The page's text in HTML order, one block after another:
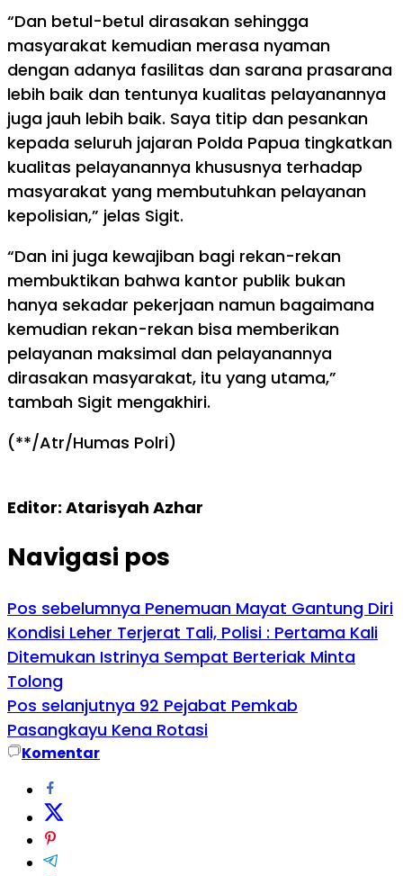
“Dan betul-betul dirasakan sehingga
masyarakat kemudian merasa nyaman
dengan adanya fasilitas dan sarana prasarana
lebih baik dan tentunya kualitas pelayanannya
juga jauh lebih baik. Saya titip dan pesankan
kepada seluruh jajaran Polda Papua tingkatkan
kualitas pelayanannya khususnya terhadap
masyarakat yang membutuhkan pelayanan
kepolisian,” jelas Sigit.
“Dan ini juga kewajiban bagi rekan-rekan
membuktikan bahwa kantor publik bukan
hanya sekadar pekerjaan namun bagaimana
kemudian rekan-rekan bisa memberikan
pelayanan maksimal dan pelayanannya
dirasakan masyarakat, itu yang utama,”
tambah Sigit mengakhiri.
(**/Atr/Humas Polri)
Editor: Atarisyah Azhar
Navigasi pos
Pos sebelumnya Penemuan Mayat Gantung Diri
Kondisi Leher Terjerat Tali, Polisi : Pertama Kali
Ditemukan Istrinya Sempat Berteriak Minta
Tolong
Pos selanjutnya 92 Pejabat Pemkab
Pasangkayu Kena Rotasi
Komentar